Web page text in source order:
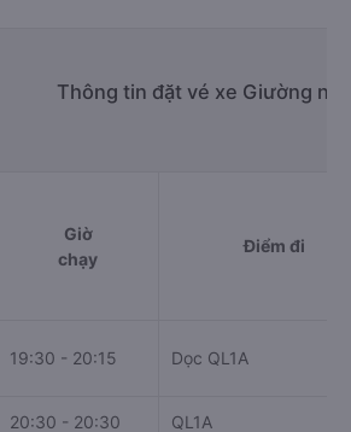
Thông tin đặt vé xe Giường
Giờ
chạy
Điểm đi
19:30 - 20:15 Dọc QL1A
20:30 - 20:30 QL1A